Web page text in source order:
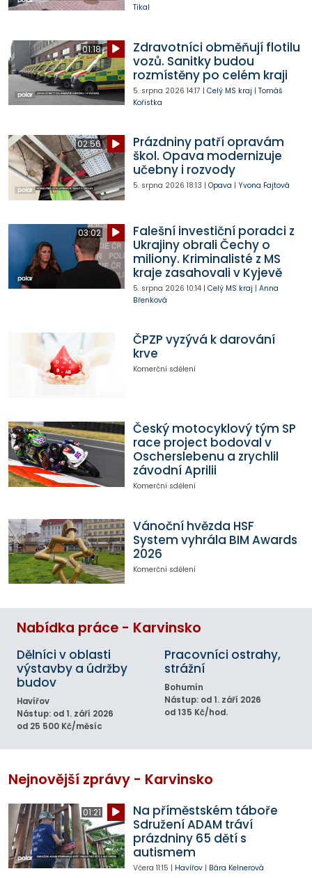
Tikal
01:18
Zdravotníci obměňují flotilu
vozů. Sanitky budou
rozmístěny po celém kraji
5. srpna 2026 14:17 | Celý MS kraj | Tomáš
Kořistka
02:56
Prázdniny patří opravám
škol. Opava modernizuje
učebny i rozvody
5. srpna 2026 18:13 | Opava | Yvona Fajtová
03:02
Falešní investiční poradci z
Ukrajiny obrali Čechy o
miliony. Kriminalisté z MS
kraje zasahovali v Kyjevě
5. srpna 2026 10:14| Celý MS kraj | Anna
Břenková
ČPZP vyzývá k darování
krve
Komerční sdělení
Český motocyklový tým SP
race project bodoval v
Oscherslebenu a zrychlil
závodní Aprilii
Komerční sdělení
Vánoční hvězda HSF
System vyhrála BIM Awards
2026
Komerční sdělení
Nabídka práce - Karvinsko
Dělníci v oblasti
výstavby a údržby
budov
Havířov
Nástup: od 1. září 2026
od 25 500 Kč/měsíc
Pracovníci ostrahy,
strážní
Bohumín
Nástup: od 1. září 2026
od 135 Kč/hod.
Nejnovější zprávy - Karvinsko
01:21
Na příměstském táboře
Sdružení ADAM tráví
prázdniny 65 dětí s
autismem
Včera 11:15 | Havířov| Bára Kelnerová